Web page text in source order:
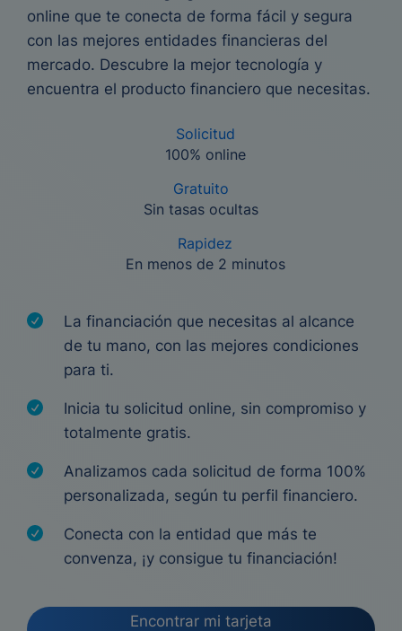
online que te conecta de forma fácil y segura
con las mejores entidades financieras del
mercado. Descubre la mejor tecnología y
encuentra el producto financiero que necesitas.
Solicitud
100% online
Gratuito
Sin tasas ocultas
Rapidez
En menos de 2 minutos
La financiación que necesitas al alcance
de tu mano, con las mejores condiciones
para ti.
Inicia tu solicitud online, sin compromiso y
totalmente gratis.
Analizamos cada solicitud de forma 100%
personalizada, según tu perfil financiero.
Conecta con la entidad que más te
convenza, ¡y consigue tu financiación!
Encontrar mi tarjeta